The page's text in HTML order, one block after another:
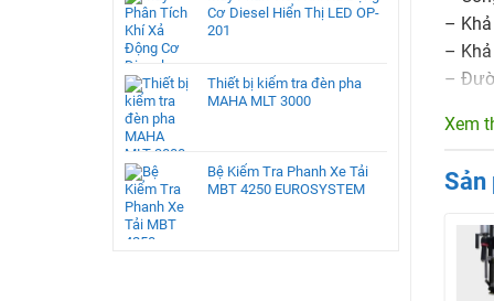
Cơ Diesel Hiển Thị LED OP-
201
Thiết bị kiểm tra đèn pha
MAHA MLT 3000
Bệ Kiểm Tra Phanh Xe Tải
MBT 4250 EUROSYSTEM
–
–
–
–
Đặc
–
–
Xem